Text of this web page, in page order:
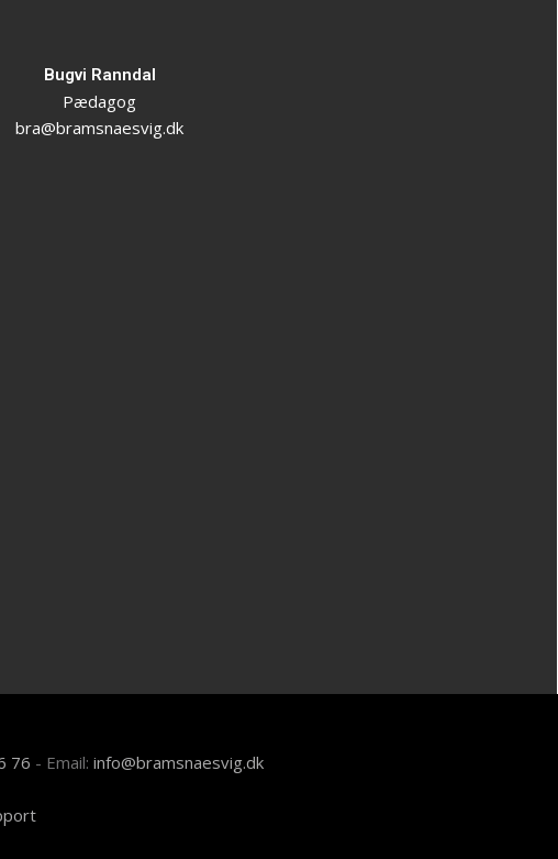
Bugvi Ranndal
Pædagog
bra@bramsnaesvig.dk
76 - Email: info@bramsnaesvig.dk